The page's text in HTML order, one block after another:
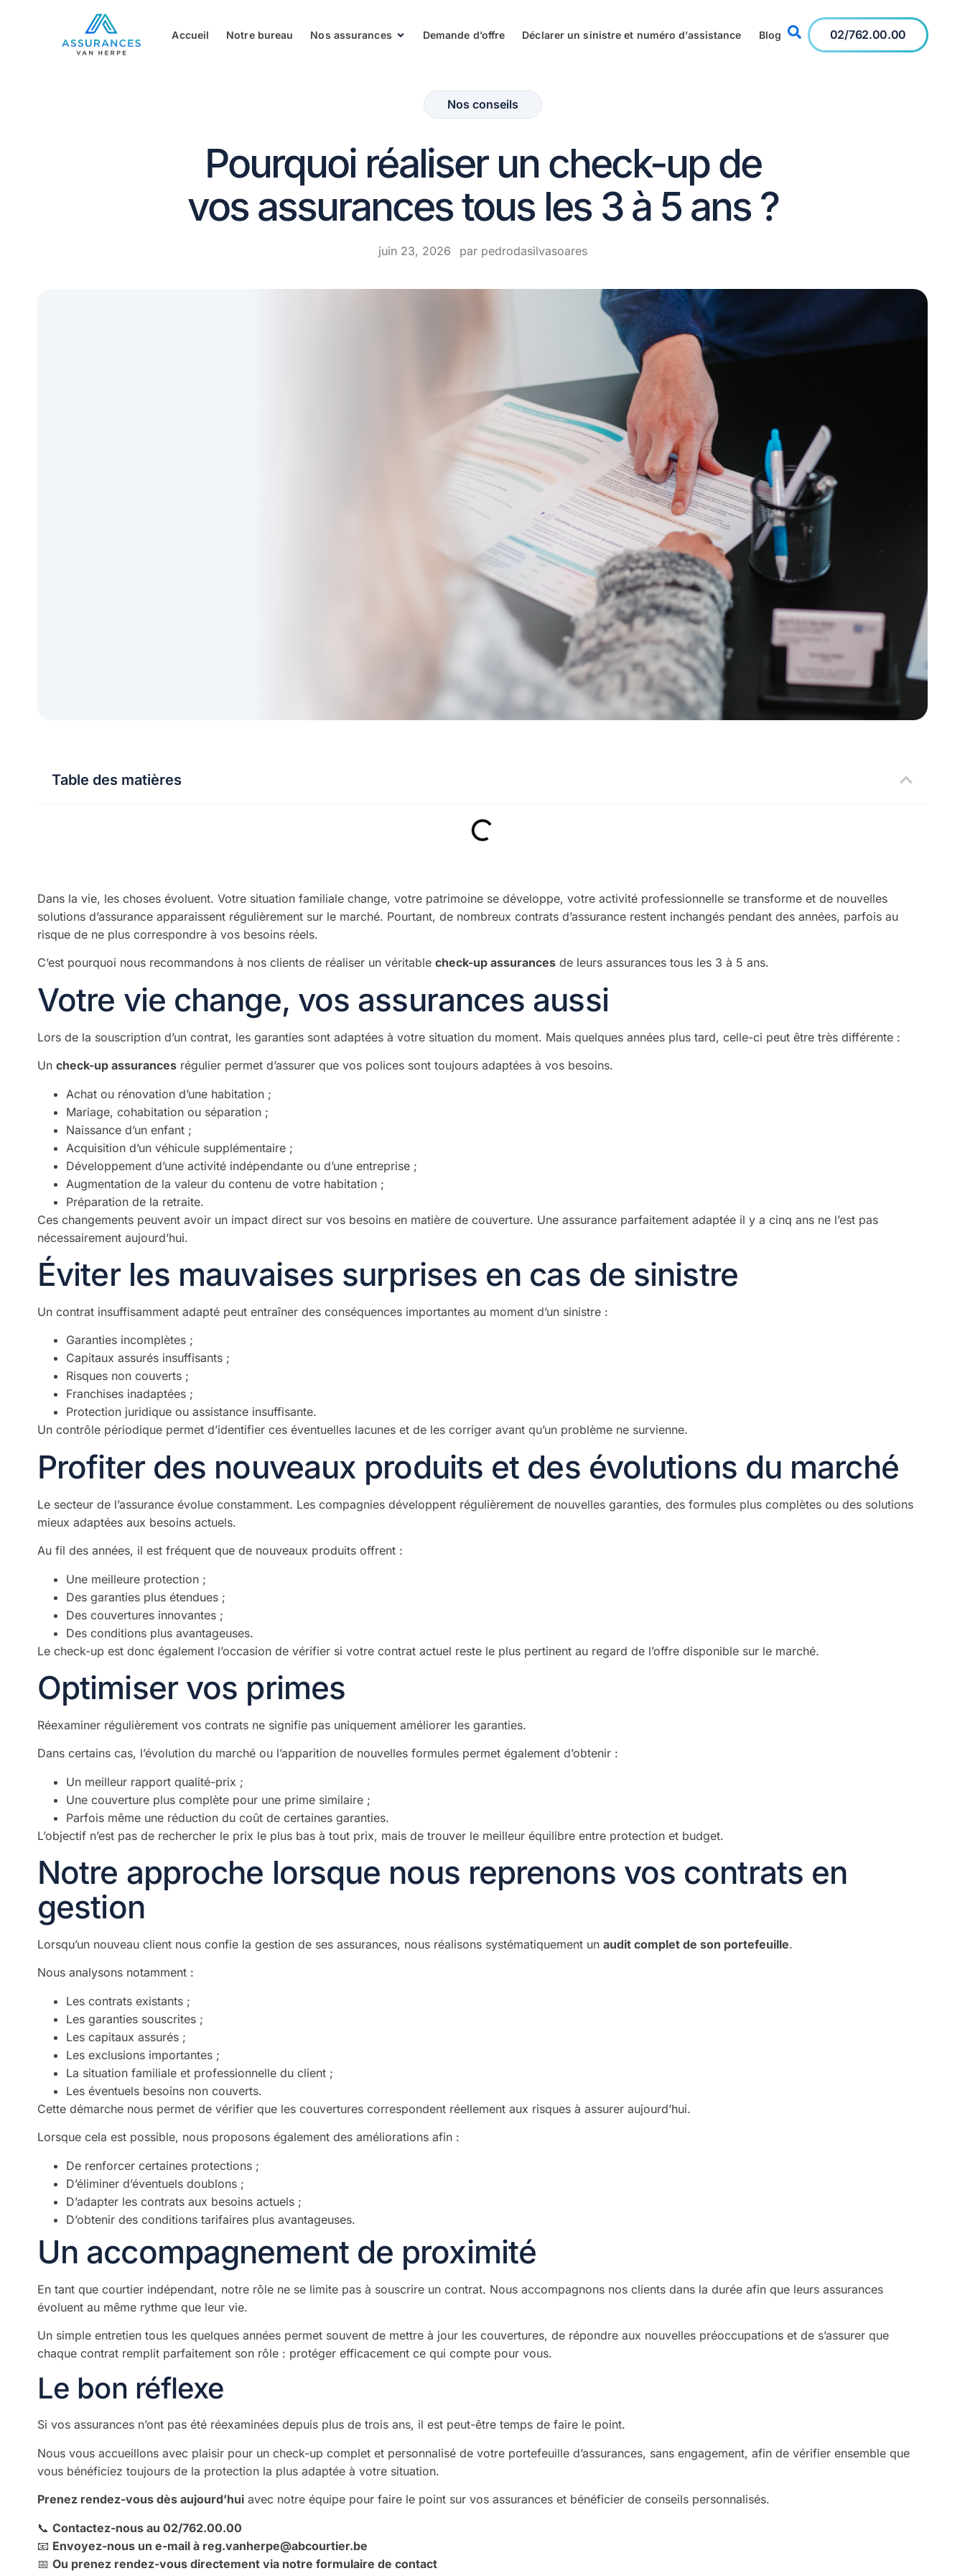
Accueil Notre bureau Nos assurances Demande d’offre Déclarer un sinistre et numéro d’assistance Blog 02/762.00.00
Nos conseils
Pourquoi réaliser un check-up de
vos assurances tous les 3 à 5 ans ?
juin 23, 2026 par pedrodasilvasoares
Table des matières
Dans la vie, les choses évoluent. Votre situation familiale change, votre patrimoine se développe, votre activité professionnelle se transforme et de nouvelles
solutions d’assurance apparaissent régulièrement sur le marché. Pourtant, de nombreux contrats d’assurance restent inchangés pendant des années, parfois au
risque de ne plus correspondre à vos besoins réels.
C’est pourquoi nous recommandons à nos clients de réaliser un véritable check-up assurances de leurs assurances tous les 3 à 5 ans.
Votre vie change, vos assurances aussi
Lors de la souscription d’un contrat, les garanties sont adaptées à votre situation du moment. Mais quelques années plus tard, celle-ci peut être très différente :
Un check-up assurances régulier permet d’assurer que vos polices sont toujours adaptées à vos besoins.
Achat ou rénovation d’une habitation ;
Mariage, cohabitation ou séparation ;
Naissance d’un enfant ;
Acquisition d’un véhicule supplémentaire ;
Développement d’une activité indépendante ou d’une entreprise ;
Augmentation de la valeur du contenu de votre habitation ;
Préparation de la retraite.
Ces changements peuvent avoir un impact direct sur vos besoins en matière de couverture. Une assurance parfaitement adaptée il y a cinq ans ne l’est pas
nécessairement aujourd’hui.
Éviter les mauvaises surprises en cas de sinistre
Un contrat insuffisamment adapté peut entraîner des conséquences importantes au moment d’un sinistre :
Garanties incomplètes ;
Capitaux assurés insuffisants ;
Risques non couverts ;
Franchises inadaptées ;
Protection juridique ou assistance insuffisante.
Un contrôle périodique permet d’identifier ces éventuelles lacunes et de les corriger avant qu’un problème ne survienne.
Profiter des nouveaux produits et des évolutions du marché
Le secteur de l’assurance évolue constamment. Les compagnies développent régulièrement de nouvelles garanties, des formules plus complètes ou des solutions
mieux adaptées aux besoins actuels.
Au fil des années, il est fréquent que de nouveaux produits offrent :
Une meilleure protection ;
Des garanties plus étendues ;
Des couvertures innovantes ;
Des conditions plus avantageuses.
Le check-up est donc également l’occasion de vérifier si votre contrat actuel reste le plus pertinent au regard de l’offre disponible sur le marché.
Optimiser vos primes
Réexaminer régulièrement vos contrats ne signifie pas uniquement améliorer les garanties.
Dans certains cas, l’évolution du marché ou l’apparition de nouvelles formules permet également d’obtenir :
Un meilleur rapport qualité-prix ;
Une couverture plus complète pour une prime similaire ;
Parfois même une réduction du coût de certaines garanties.
L’objectif n’est pas de rechercher le prix le plus bas à tout prix, mais de trouver le meilleur équilibre entre protection et budget.
Notre approche lorsque nous reprenons vos contrats en
gestion
Lorsqu’un nouveau client nous confie la gestion de ses assurances, nous réalisons systématiquement un audit complet de son portefeuille.
Nous analysons notamment :
Les contrats existants ;
Les garanties souscrites ;
Les capitaux assurés ;
Les exclusions importantes ;
La situation familiale et professionnelle du client ;
Les éventuels besoins non couverts.
Cette démarche nous permet de vérifier que les couvertures correspondent réellement aux risques à assurer aujourd’hui.
Lorsque cela est possible, nous proposons également des améliorations afin :
De renforcer certaines protections ;
D’éliminer d’éventuels doublons ;
D’adapter les contrats aux besoins actuels ;
D’obtenir des conditions tarifaires plus avantageuses.
Un accompagnement de proximité
En tant que courtier indépendant, notre rôle ne se limite pas à souscrire un contrat. Nous accompagnons nos clients dans la durée afin que leurs assurances
évoluent au même rythme que leur vie.
Un simple entretien tous les quelques années permet souvent de mettre à jour les couvertures, de répondre aux nouvelles préoccupations et de s’assurer que
chaque contrat remplit parfaitement son rôle : protéger efficacement ce qui compte pour vous.
Le bon réflexe
Si vos assurances n’ont pas été réexaminées depuis plus de trois ans, il est peut-être temps de faire le point.
Nous vous accueillons avec plaisir pour un check-up complet et personnalisé de votre portefeuille d’assurances, sans engagement, afin de vérifier ensemble que
vous bénéficiez toujours de la protection la plus adaptée à votre situation.
Prenez rendez-vous dès aujourd’hui avec notre équipe pour faire le point sur vos assurances et bénéficier de conseils personnalisés.
📞 Contactez-nous au 02/762.00.00
📧 Envoyez-nous un e-mail à reg.vanherpe@abcourtier.be
📅 Ou prenez rendez-vous directement via notre formulaire de contact